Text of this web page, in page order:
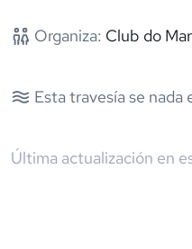
Organiza: Club do
Esta travesía se nada
Última actualización en